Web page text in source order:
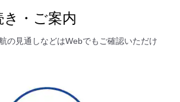
・ご案内
の見通しなどはWebでもご確認いただけ